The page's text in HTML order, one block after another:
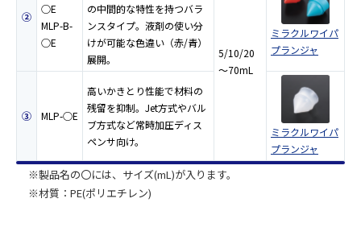
②
○E
MLP-B-
○E
の中間的な特性を持つバラ
ンスタイプ。液剤の使い分
けが可能な色違い（赤/青）
展開。
5/10/20
～70mL
ミラクルワイパ
プランジャ
③ MLP-○E
高いかきとり性能で材料の
残留を抑制。Jet方式やバル
ブ方式など常時加圧ディス
ペンサ向け。
ミラクルワイパ
プランジャ
※製品名の〇には、サイズ(mL)が入ります。
※材質：PE(ポリエチレン)